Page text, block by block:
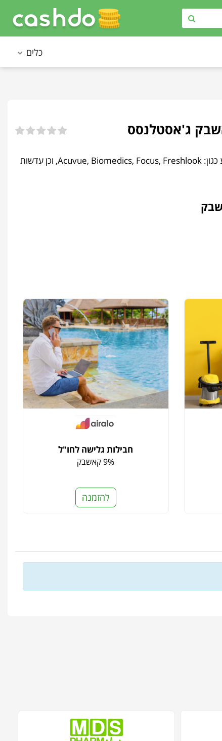
כלים
JustLenses • ג'אסטלנסס - החנות מציעה מגוון רחב של מותגים מוכרים לעדשות מגע כגון: Acuvue, Biomedics, Focus, Freshlook, וכן עדשות
חבילות גלישה לחו"ל
9% קאשבק
להזמנה